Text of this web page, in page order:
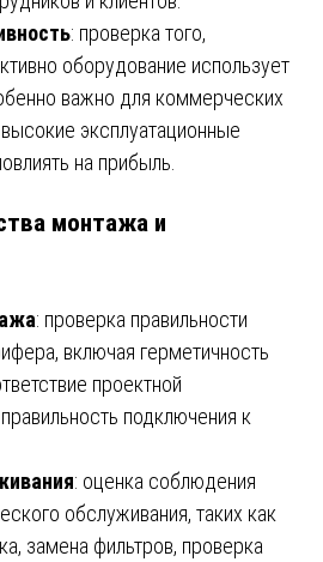
: проверка того,
оборудование использует
важно для коммерческих
эксплуатационные
на прибыль.
монтажа и
: проверка правильности
включая герметичность
проектной
подключения к
: оценка соблюдения
обслуживания, таких как
замена фильтров, проверка